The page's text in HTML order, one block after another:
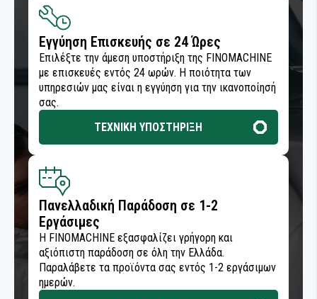
Εγγύηση Επισκευής σε 24 Ώρες
Επιλέξτε την άμεση υποστήριξη της FINOMACHINE
με επισκευές εντός 24 ωρών. Η ποιότητα των
υπηρεσιών μας είναι η εγγύηση για την ικανοποίησή
σας.
ΤΕΧΝΙΚΗ ΥΠΟΣΤΗΡΙΞΗ
Πανελλαδική Παράδοση σε 1-2
Εργάσιμες
Η FINOMACHINE εξασφαλίζει γρήγορη και
αξιόπιστη παράδοση σε όλη την Ελλάδα.
Παραλάβετε τα προϊόντα σας εντός 1-2 εργάσιμων
ημερών.